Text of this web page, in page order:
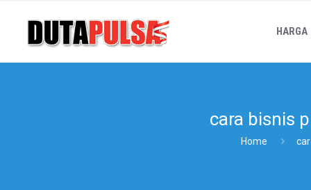
HARGA
cara bisnis
Home